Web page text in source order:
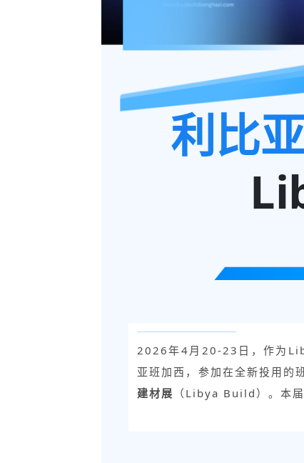
利比
2026年4月20-23日，作为
亚班加西，参加在全新投用的
建材展 （Libya Build）。本